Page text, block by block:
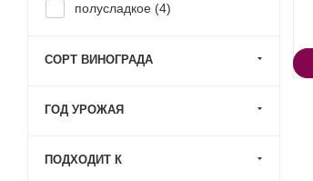
полусладкое (4)
СОРТ ВИНОГРАДА
ГОД УРОЖАЯ
ПОДХОДИТ К